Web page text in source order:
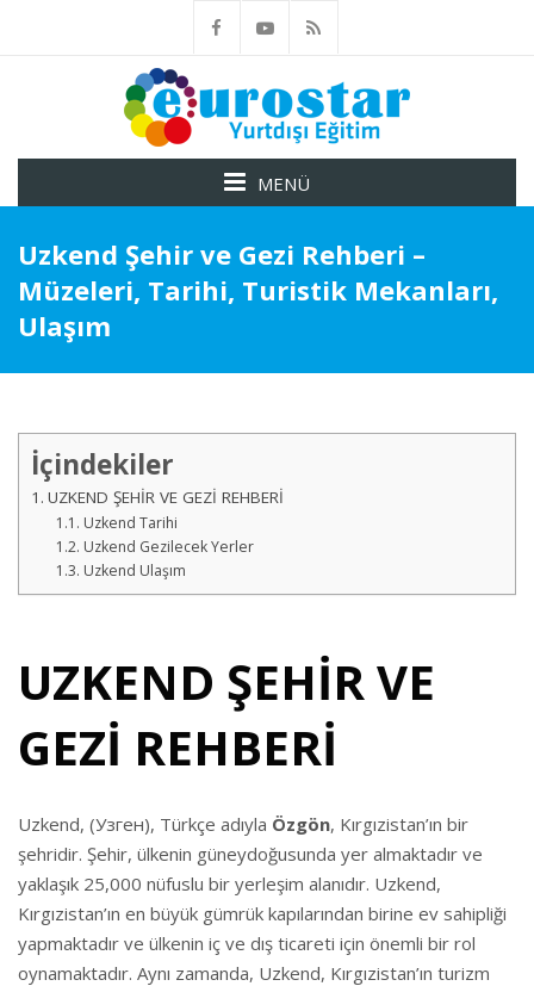
MENÜ
Uzkend Şehir ve Gezi Rehberi –
Müzeleri, Tarihi, Turistik Mekanları,
Ulaşım
İçindekiler
UZKEND ŞEHİR VE GEZİ REHBERİ
Uzkend Tarihi
Uzkend Gezilecek Yerler
Uzkend Ulaşım
UZKEND ŞEHİR VE
GEZİ REHBERİ
Uzkend, (Узген), Türkçe adıyla Özgön, Kırgızistan’ın bir
şehridir. Şehir, ülkenin güneydoğusunda yer almaktadır ve
yaklaşık 25,000 nüfuslu bir yerleşim alanıdır. Uzkend,
Kırgızistan’ın en büyük gümrük kapılarından birine ev sahipliği
yapmaktadır ve ülkenin iç ve dış ticareti için önemli bir rol
oynamaktadır. Aynı zamanda, Uzkend, Kırgızistan’ın turizm